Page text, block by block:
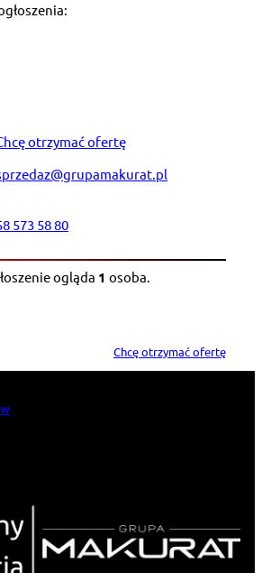
otrzymać ofertę
573 58 80
ogląda 1 osoba.
Chcę otrzymać ofertę